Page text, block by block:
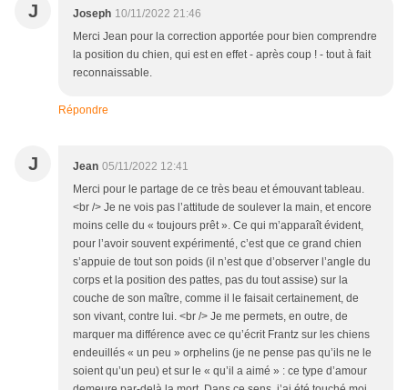
J Joseph 10/11/2022 21:46
Merci Jean pour la correction apportée pour bien comprendre
la position du chien, qui est en effet - après coup ! - tout à fait
reconnaissable.
Répondre
J Jean 05/11/2022 12:41
Merci pour le partage de ce très beau et émouvant tableau.
<br /> Je ne vois pas l’attitude de soulever la main, et encore
moins celle du « toujours prêt ». Ce qui m’apparaît évident,
pour l’avoir souvent expérimenté, c’est que ce grand chien
s’appuie de tout son poids (il n’est que d’observer l’angle du
corps et la position des pattes, pas du tout assise) sur la
couche de son maître, comme il le faisait certainement, de
son vivant, contre lui. <br /> Je me permets, en outre, de
marquer ma différence avec ce qu’écrit Frantz sur les chiens
endeuillés « un peu » orphelins (je ne pense pas qu’ils ne le
soient qu’un peu) et sur le « qu’il a aimé » : ce type d’amour